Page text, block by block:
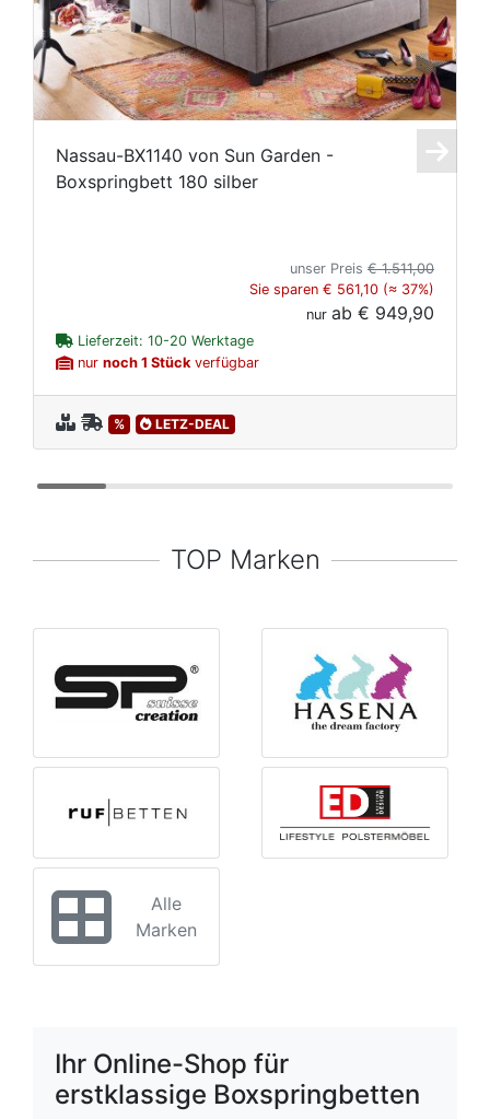
Nassau-BX1140 von Sun Garden -
Boxspringbett 180 silber
unser Preis € 1.511,00
Sie sparen € 561,10 (≈ 37%)
nur ab € 949,90
Lieferzeit: 10-20 Werktage
nur noch 1 Stück verfügbar
% LETZ-DEAL
TOP Marken
Alle
Marken
Ihr Online-Shop für
erstklassige Boxspringbetten